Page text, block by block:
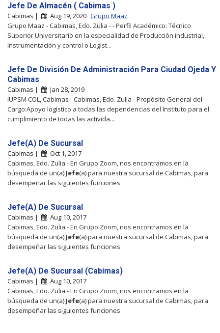
Jefe De Almacén ( Cabimas )
Cabimas | Aug 19, 2020 Grupo Maaz
Grupo Maaz - Cabimas, Edo. Zulia - - Perfil Académico: Técnico
Superior Universitario en la especialidad de Producción industrial,
Instrumentación y control o Logíst...
Jefe De División De Administración Para Ciudad Ojeda Y
Cabimas
Cabimas |
Jan 28, 2019
IUPSM COL, Cabimas - Cabimas, Edo. Zulia - Propósito General del
Cargo:Apoyo logístico a todas las dependencias del Instituto para el
cumplimiento de todas las activida...
Jefe(A) De Sucursal
Cabimas |
Oct 1, 2017
Cabimas, Edo. Zulia - En Grupo Zoom, nos encontramos en la
búsqueda de un(a) Jefe(a) para nuestra sucursal de Cabimas, para
desempeñar las siguientes funciones
Jefe(A) De Sucursal
Cabimas |
Aug 10, 2017
Cabimas, Edo. Zulia - En Grupo Zoom, nos encontramos en la
búsqueda de un(a) Jefe(a) para nuestra sucursal de Cabimas, para
desempeñar las siguientes funciones
Jefe(A) De Sucursal (Cabimas)
Cabimas |
Aug 10, 2017
Cabimas, Edo. Zulia - En Grupo Zoom, nos encontramos en la
búsqueda de un(a) Jefe(a) para nuestra sucursal de Cabimas, para
desempeñar las siguientes funciones